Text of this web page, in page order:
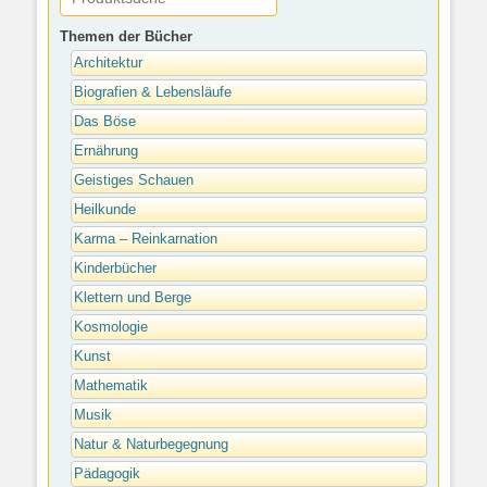
Themen der Bücher
Architektur
Biografien & Lebensläufe
Das Böse
Ernährung
Geistiges Schauen
Heilkunde
Karma – Reinkarnation
Kinderbücher
Klettern und Berge
Kosmologie
Kunst
Mathematik
Musik
Natur & Naturbegegnung
Pädagogik